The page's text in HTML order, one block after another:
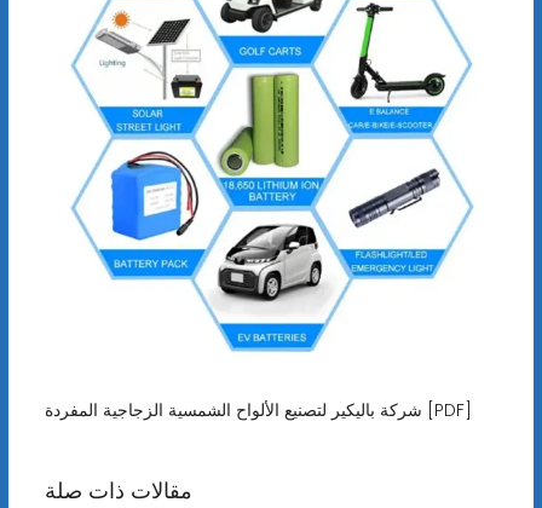
شركة باليكير ​​لتصنيع الألواح الشمسية الزجاجية المفردة [PDF]
مقالات ذات صلة